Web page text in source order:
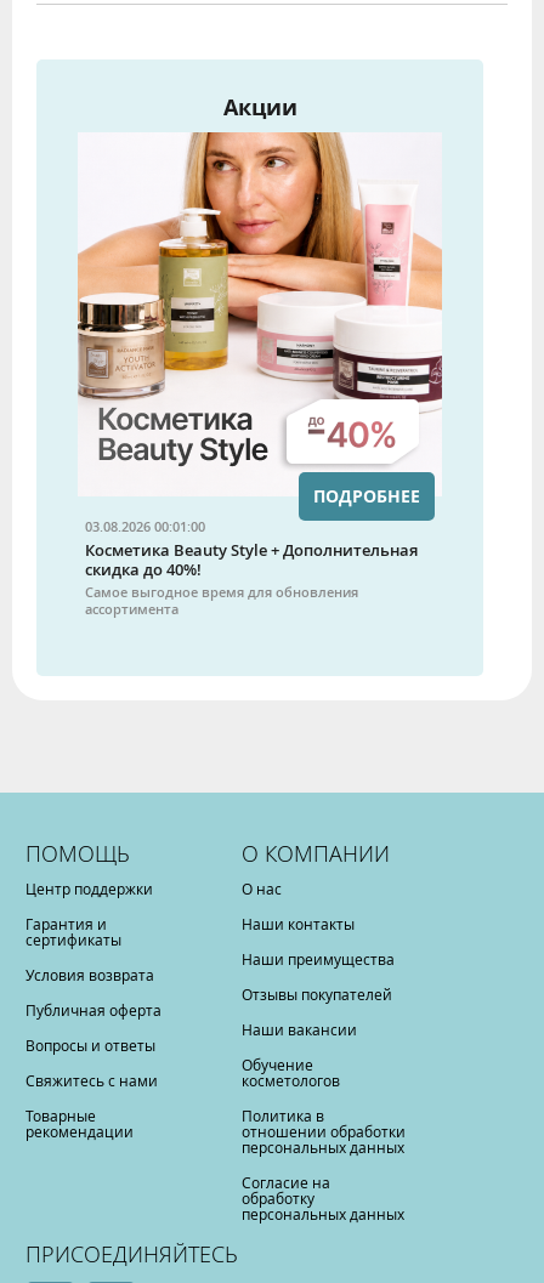
Акции
03.08.2026 00:01:00
Косметика Beauty Style + Дополнительная
скидка до 40%!
Самое выгодное время для обновления
ассортимента
ПОДРОБНЕЕ
ПОМОЩЬ
Центр поддержки
Гарантия и
сертификаты
Условия возврата
Публичная оферта
Вопросы и ответы
Свяжитесь с нами
Товарные
рекомендации
О КОМПАНИИ
О нас
Наши контакты
Наши преимущества
Отзывы покупателей
Наши вакансии
Обучение
косметологов
Политика в
отношении обработки
персональных данных
Согласие на
обработку
персональных данных
ПРИСОЕДИНЯЙТЕСЬ